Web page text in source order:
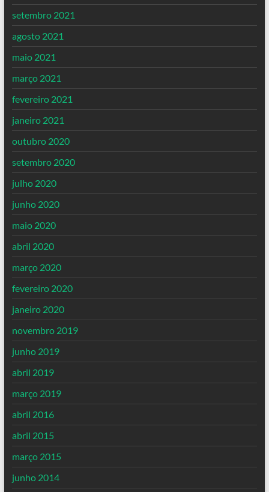
setembro 2021
agosto 2021
maio 2021
março 2021
fevereiro 2021
janeiro 2021
outubro 2020
setembro 2020
julho 2020
junho 2020
maio 2020
abril 2020
março 2020
fevereiro 2020
janeiro 2020
novembro 2019
junho 2019
abril 2019
março 2019
abril 2016
abril 2015
março 2015
junho 2014